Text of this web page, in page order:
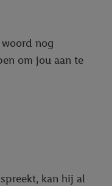
nog
om jou aan te
kan hij al